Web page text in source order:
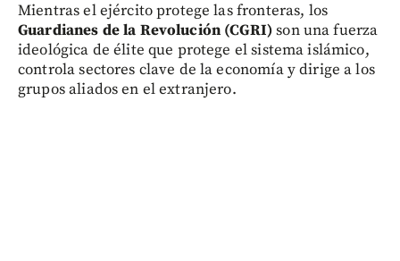
Mientras el ejército protege las fronteras, los
Guardianes de la Revolución (CGRI)son una fuerza
ideológica de élite que protege el sistema islámico,
controla sectores clave de la economía y dirige a los
grupos aliados en el extranjero.